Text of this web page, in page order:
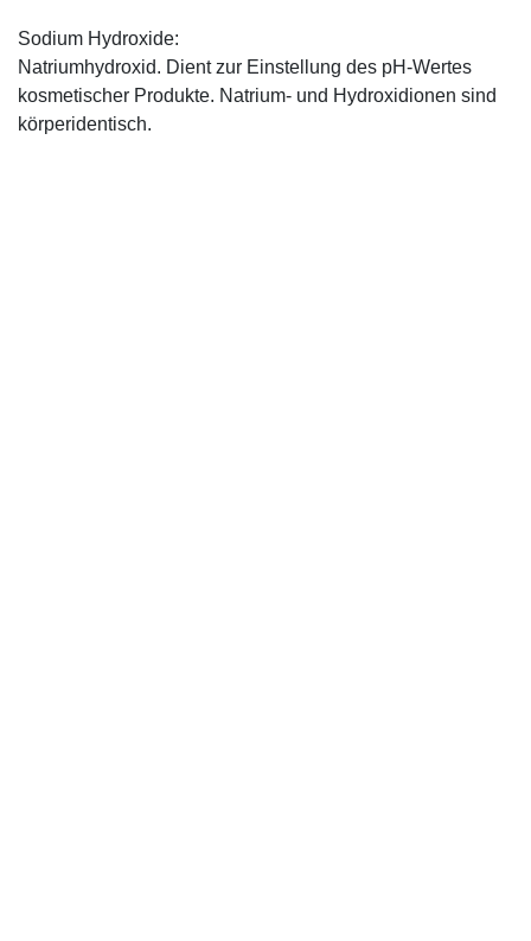
Sodium Hydroxide:
Natriumhydroxid. Dient zur Einstellung des pH-Wertes
kosmetischer Produkte. Natrium- und Hydroxidionen sind
körperidentisch.